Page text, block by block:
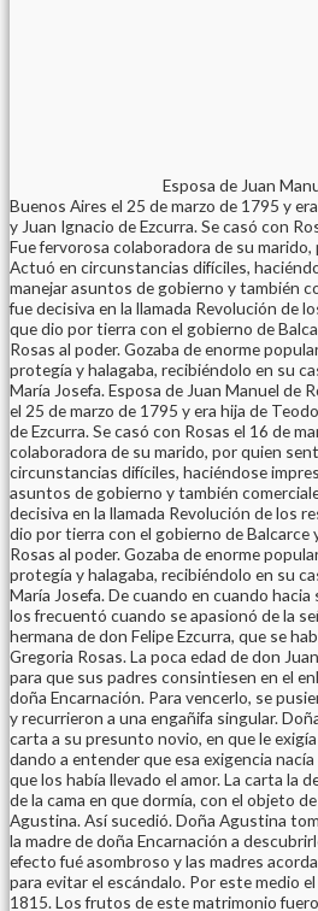
Esposa de Juan
Buenos Aires el 25 de marzo de 1795 y
y Juan Ignacio de Ezcurra. Se casó con
Fue fervorosa colaboradora de su
Actuó en circunstancias difíciles,
manejar asuntos de gobierno y también
fue decisiva en la llamada Revolución de
que dio por tierra con el gobierno de
Rosas al poder. Gozaba de enorme
protegía y halagaba, recibiéndolo en su
María Josefa. Esposa de Juan Manuel de
el 25 de marzo de 1795 y era hija de
de Ezcurra. Se casó con Rosas el 16 de
colaboradora de su marido, por quien
circunstancias difíciles, haciéndose
asuntos de gobierno y también
decisiva en la llamada Revolución de los
dio por tierra con el gobierno de Balcarce
Rosas al poder. Gozaba de enorme
protegía y halagaba, recibiéndolo en su
María Josefa. De cuando en cuando
los frecuentó cuando se apasionó de la
hermana de don Felipe Ezcurra, que se
Gregoria Rosas. La poca edad de don
para que sus padres consintiesen en el
doña Encarnación. Para vencerlo, se
y recurrieron a una engañifa singular.
carta a su presunto novio, en que le
dando a entender que esa exigencia
que los había llevado el amor. La carta la
de la cama en que dormía, con el objeto
Agustina. Así sucedió. Doña Agustina
la madre de doña Encarnación a
efecto fué asombroso y las madres
para evitar el escándalo. Por este medio
1815. Los frutos de este matrimonio